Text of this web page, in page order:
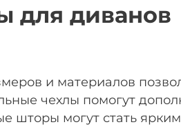
для диванов
и материалов
чехлы помогут
шторы могут стать